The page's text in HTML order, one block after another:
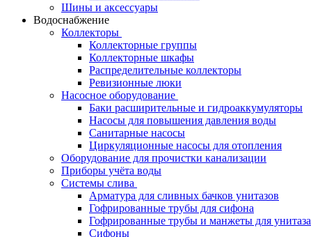
Шины и аксессуары
Водоснабжение
Коллекторы
Коллекторные группы
Коллекторные шкафы
Распределительные коллекторы
Ревизионные люки
Насосное оборудование
Баки расширительные и гидроаккумуляторы
Насосы для повышения давления воды
Санитарные насосы
Циркуляционные насосы для отопления
Оборудование для прочистки канализации
Приборы учёта воды
Системы слива
Арматура для сливных бачков унитазов
Гофрированные трубы для сифона
Гофрированные трубы и манжеты для унитаза
Сифоны